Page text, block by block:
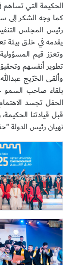
الحكيمة التي تساهم
كما وجه الشكر إلى
رئيس المجلس
يقدمه في خلق بيئة
وتعزز قيم
تطوير أنفسهم وتحقيق
وألقى الخرّيج
بلقاء صاحب السمو
الحفل تجسد
قبل قيادتنا
نهيان رئيس الدولة